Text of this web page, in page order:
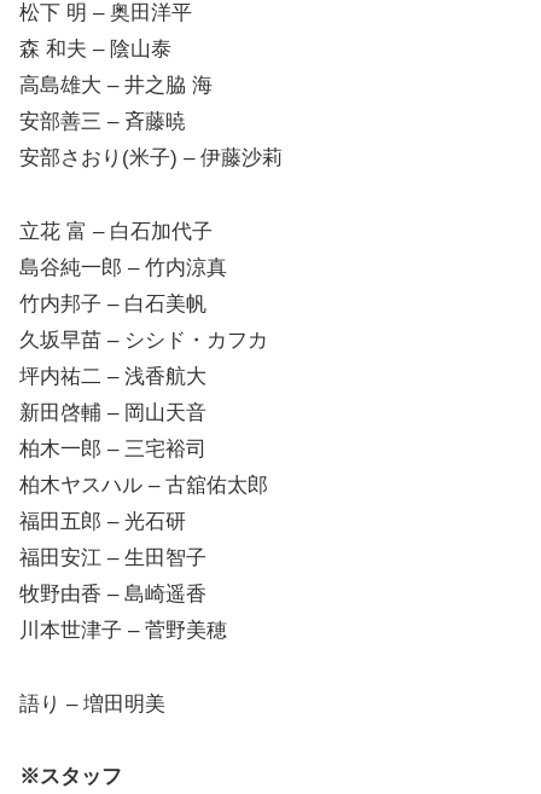
松下 明 – 奥田洋平
森 和夫 – 陰山泰
高島雄大 – 井之脇 海
安部善三 – 斉藤暁
安部さおり(米子) – 伊藤沙莉
立花 富 – 白石加代子
島谷純一郎 – 竹内涼真
竹内邦子 – 白石美帆
久坂早苗 – シシド・カフカ
坪内祐二 – 浅香航大
新田啓輔 – 岡山天音
柏木一郎 – 三宅裕司
柏木ヤスハル – 古舘佑太郎
福田五郎 – 光石研
福田安江 – 生田智子
牧野由香 – 島崎遥香
川本世津子 – 菅野美穂
語り – 増田明美
※スタッフ